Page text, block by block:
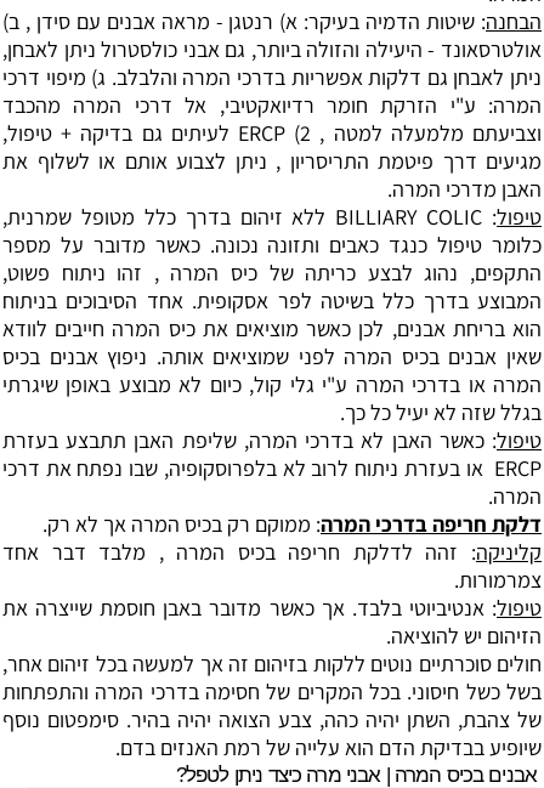
הבחנה: שיטות הדמיה בעיקר: א) רנטגן - מראה אבנים עם סידן , ב)
אולטרסאונד - היעילה והזולה ביותר, גם אבני כולסטרול ניתן לאבחן,
ניתן לאבחן גם דלקות אפשריות בדרכי המרה והלבלב. ג) מיפוי דרכי
המרה: ע"י הזרקת חומר רדיואקטיבי, אל דרכי המרה מהכבד
וצביעתם מלמעלה למטה , 2) ERCP לעיתים גם בדיקה + טיפול,
מגיעים דרך פיטמת התריסריון , ניתן לצבוע אותם או לשלוף את
האבן מדרכי המרה.
טיפול
: BILLIARY COLIC ללא זיהום בדרך כלל מטופל שמרנית,
כלומר טיפול כנגד כאבים ותזונה נכונה. כאשר מדובר על מספר
התקפים, נהוג לבצע כריתה של כיס המרה , זהו ניתוח פשוט,
המבוצע בדרך כלל בשיטה לפר אסקופית. אחד הסיבוכים בניתוח
הוא בריחת אבנים, לכן כאשר מוציאים את כיס המרה חייבים לוודא
שאין אבנים בכיס המרה לפני שמוציאים אותה. ניפוץ אבנים בכיס
המרה או בדרכי המרה ע"י גלי קול, כיום לא מבוצע באופן שיגרתי
בגלל שזה לא יעיל כל כך.
טיפול: כאשר האבן לא בדרכי המרה, שליפת האבן תתבצע בעזרת
ERCP או בעזרת ניתוח לרוב לא בלפרוסקופיה, שבו נפתח את דרכי
המרה.
דלקת חריפה בדרכי המרה: ממוקם רק בכיס המרה אך לא רק.
קליניקה: זהה לדלקת חריפה בכיס המרה , מלבד דבר אחד
צמרמורות.
טיפול: אנטיביוטי בלבד. אך כאשר מדובר באבן חוסמת שייצרה את
הזיהום יש להוציאה.
חולים סוכרתיים נוטים ללקות בזיהום זה אך למעשה בכל זיהום אחר,
בשל כשל חיסוני. בכל המקרים של חסימה בדרכי המרה והתפתחות
של צהבת, השתן יהיה כהה, צבע הצואה יהיה בהיר. סימפטום נוסף
שיופיע בבדיקת הדם הוא עלייה של רמת האנזים בדם.
אבנים בכיס המרה | אבני מרה כיצד ניתן לטפל?